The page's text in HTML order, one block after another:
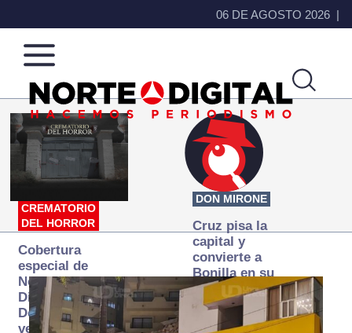
06 DE AGOSTO 2026
Norte
de
Ciudad
Más
que
noticias,
hacemos periodismo
CREMATORIO
DEL HORROR
Cobertura
especial de
Norte
Digital:
Donde la
verdad
DON MIRONE
Cruz pisa la
capital y
convierte a
Bonilla en su
primer blanco